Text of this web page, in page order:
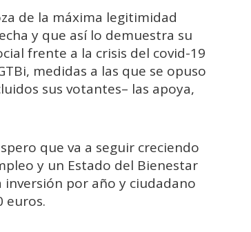
de la máxima legitimidad
y que así lo demuestra su
frente a la crisis del covid-19
medidas a las que se opuso
sus votantes– las apoya,
que va a seguir creciendo
y un Estado del Bienestar
inversión por año y ciudadano
euros.